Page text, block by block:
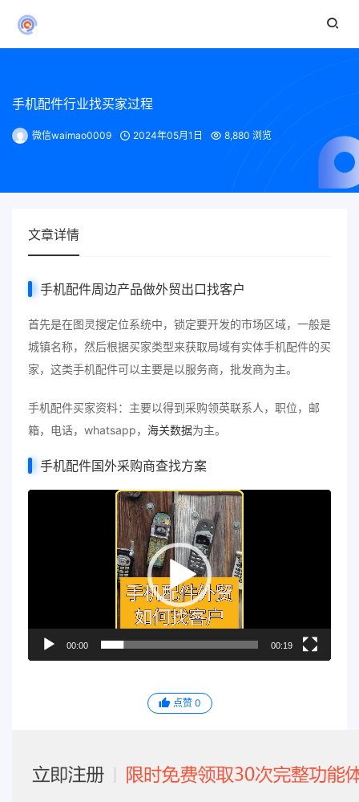
手机配件行业找买家过程
微信waimao0009 2024年05月1日 8,880 浏览
文章详情
手机配件周边产品做外贸出口找客户
首先是在图灵搜定位系统中，锁定要开发的市场区域，一般是
城镇名称，然后根据买家类型来获取局域有实体手机配件的买
家，这类手机配件可以主要是以服务商，批发商为主。
手机配件买家资料：主要以得到采购领英联系人，职位，邮
箱，电话，whatsapp， 海关数据为主。
手机配件国外采购商查找方案
00:00 00:19
点赞 0